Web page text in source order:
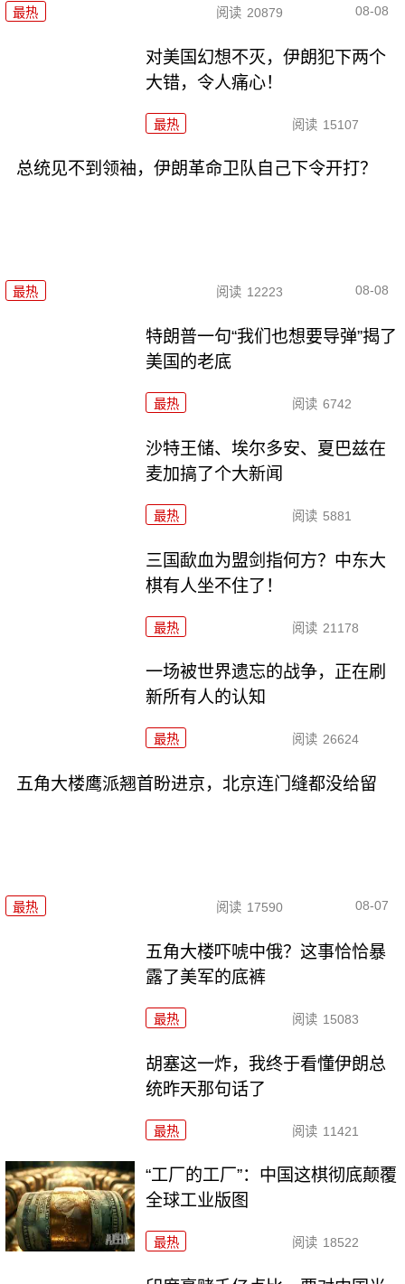
最热 阅读 20879 08-08
对美国幻想不灭，伊朗犯下两个
大错，令人痛心！
最热 阅读 15107
总统见不到领袖，伊朗革命卫队自己下令开打？
最热 阅读 12223 08-08
特朗普一句“我们也想要导弹”揭了
美国的老底
最热 阅读 6742
沙特王储、埃尔多安、夏巴兹在
麦加搞了个大新闻
最热 阅读 5881
三国歃血为盟剑指何方？中东大
棋有人坐不住了！
最热 阅读 21178
一场被世界遗忘的战争，正在刷
新所有人的认知
最热 阅读 26624
五角大楼鹰派翘首盼进京，北京连门缝都没给留
最热 阅读 17590 08-07
五角大楼吓唬中俄？这事恰恰暴
露了美军的底裤
最热 阅读 15083
胡塞这一炸，我终于看懂伊朗总
统昨天那句话了
最热 阅读 11421
“工厂的工厂”：中国这棋彻底颠覆
全球工业版图
最热 阅读 18522